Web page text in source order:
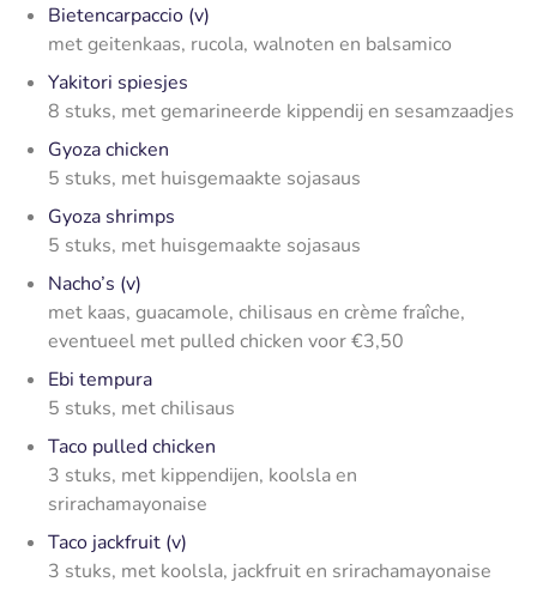
Bietencarpaccio (v)
met geitenkaas, rucola, walnoten en balsamico
Yakitori spiesjes
8 stuks, met gemarineerde kippendij en sesamzaadjes
Gyoza chicken
5 stuks, met huisgemaakte sojasaus
Gyoza shrimps
5 stuks, met huisgemaakte sojasaus
Nacho’s (v)
met kaas, guacamole, chilisaus en crème fraîche,
eventueel met pulled chicken voor €3,50
Ebi tempura
5 stuks, met chilisaus
Taco pulled chicken
3 stuks, met kippendijen, koolsla en
srirachamayonaise
Taco jackfruit (v)
3 stuks, met koolsla, jackfruit en srirachamayonaise